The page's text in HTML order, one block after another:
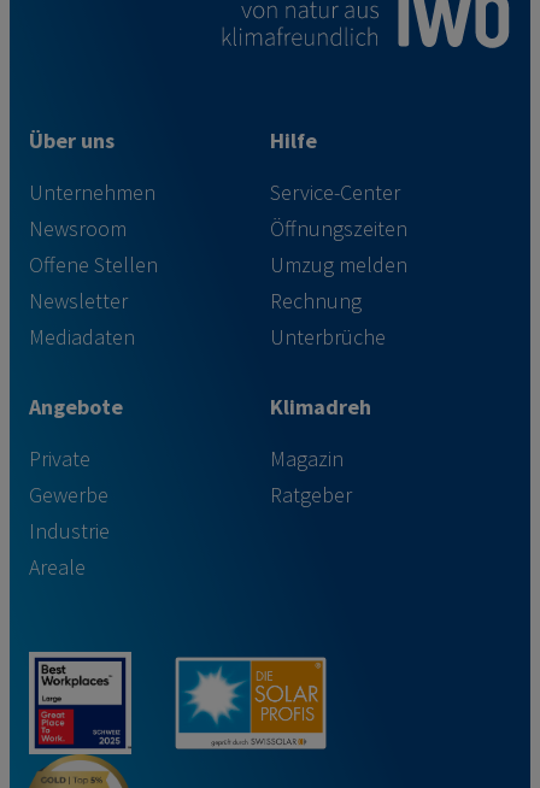
Über uns
Unternehmen
Newsroom
Offene Stellen
Newsletter
Mediadaten
Hilfe
Service-Center
Öffnungszeiten
Umzug melden
Rechnung
Unterbrüche
Angebote
Private
Gewerbe
Industrie
Areale
Klimadreh
Magazin
Ratgeber